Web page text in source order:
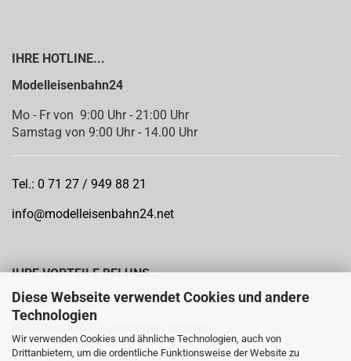
Diese Webseite verwendet Cookies und andere
Technologien
Wir verwenden Cookies und ähnliche Technologien, auch von
Drittanbietern, um die ordentliche Funktionsweise der Website zu
IHRE HOTLINE...
Modelleisenbahn24
Mo - Fr von 9:00 Uhr - 21:00 Uhr
Samstag von 9:00 Uhr - 14.00 Uhr
Tel.: 0 71 27 / 949 88 21
info@modelleisenbahn24.net
IHRE VORTEILE BEI UNS...
Offizieller Vertragspartner der Hersteller:
Kiss MBW Finemodels Dingler